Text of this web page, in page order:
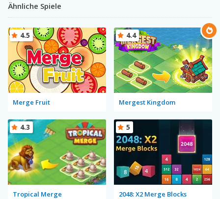
Ähnliche Spiele
Merge Fruit
4.5
Mergest Kingdom
4.4
Tropical Merge
4.3
2048: X2 Merge Blocks
5